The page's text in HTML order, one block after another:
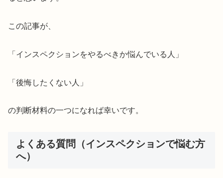
この記事が、
「インスペクションをやるべきか悩んでいる人」
「後悔したくない人」
の判断材料の一つになれば幸いです。
よくある質問（インスペクションで悩む方
へ）